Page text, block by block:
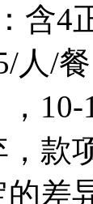
含4
人/
，款
的差